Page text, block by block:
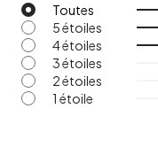
Toutes
5 étoiles
4 étoiles
3 étoiles
2 étoiles
1 étoile